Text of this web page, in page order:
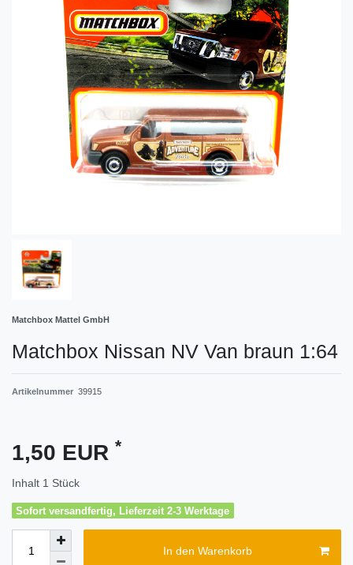
Matchbox Mattel GmbH
Matchbox Nissan NV Van braun 1:64
Artikelnummer 39915
1,50 EUR *
Inhalt 1 Stück
Sofort versandfertig, Lieferzeit 2-3 Werktage
In den Warenkorb